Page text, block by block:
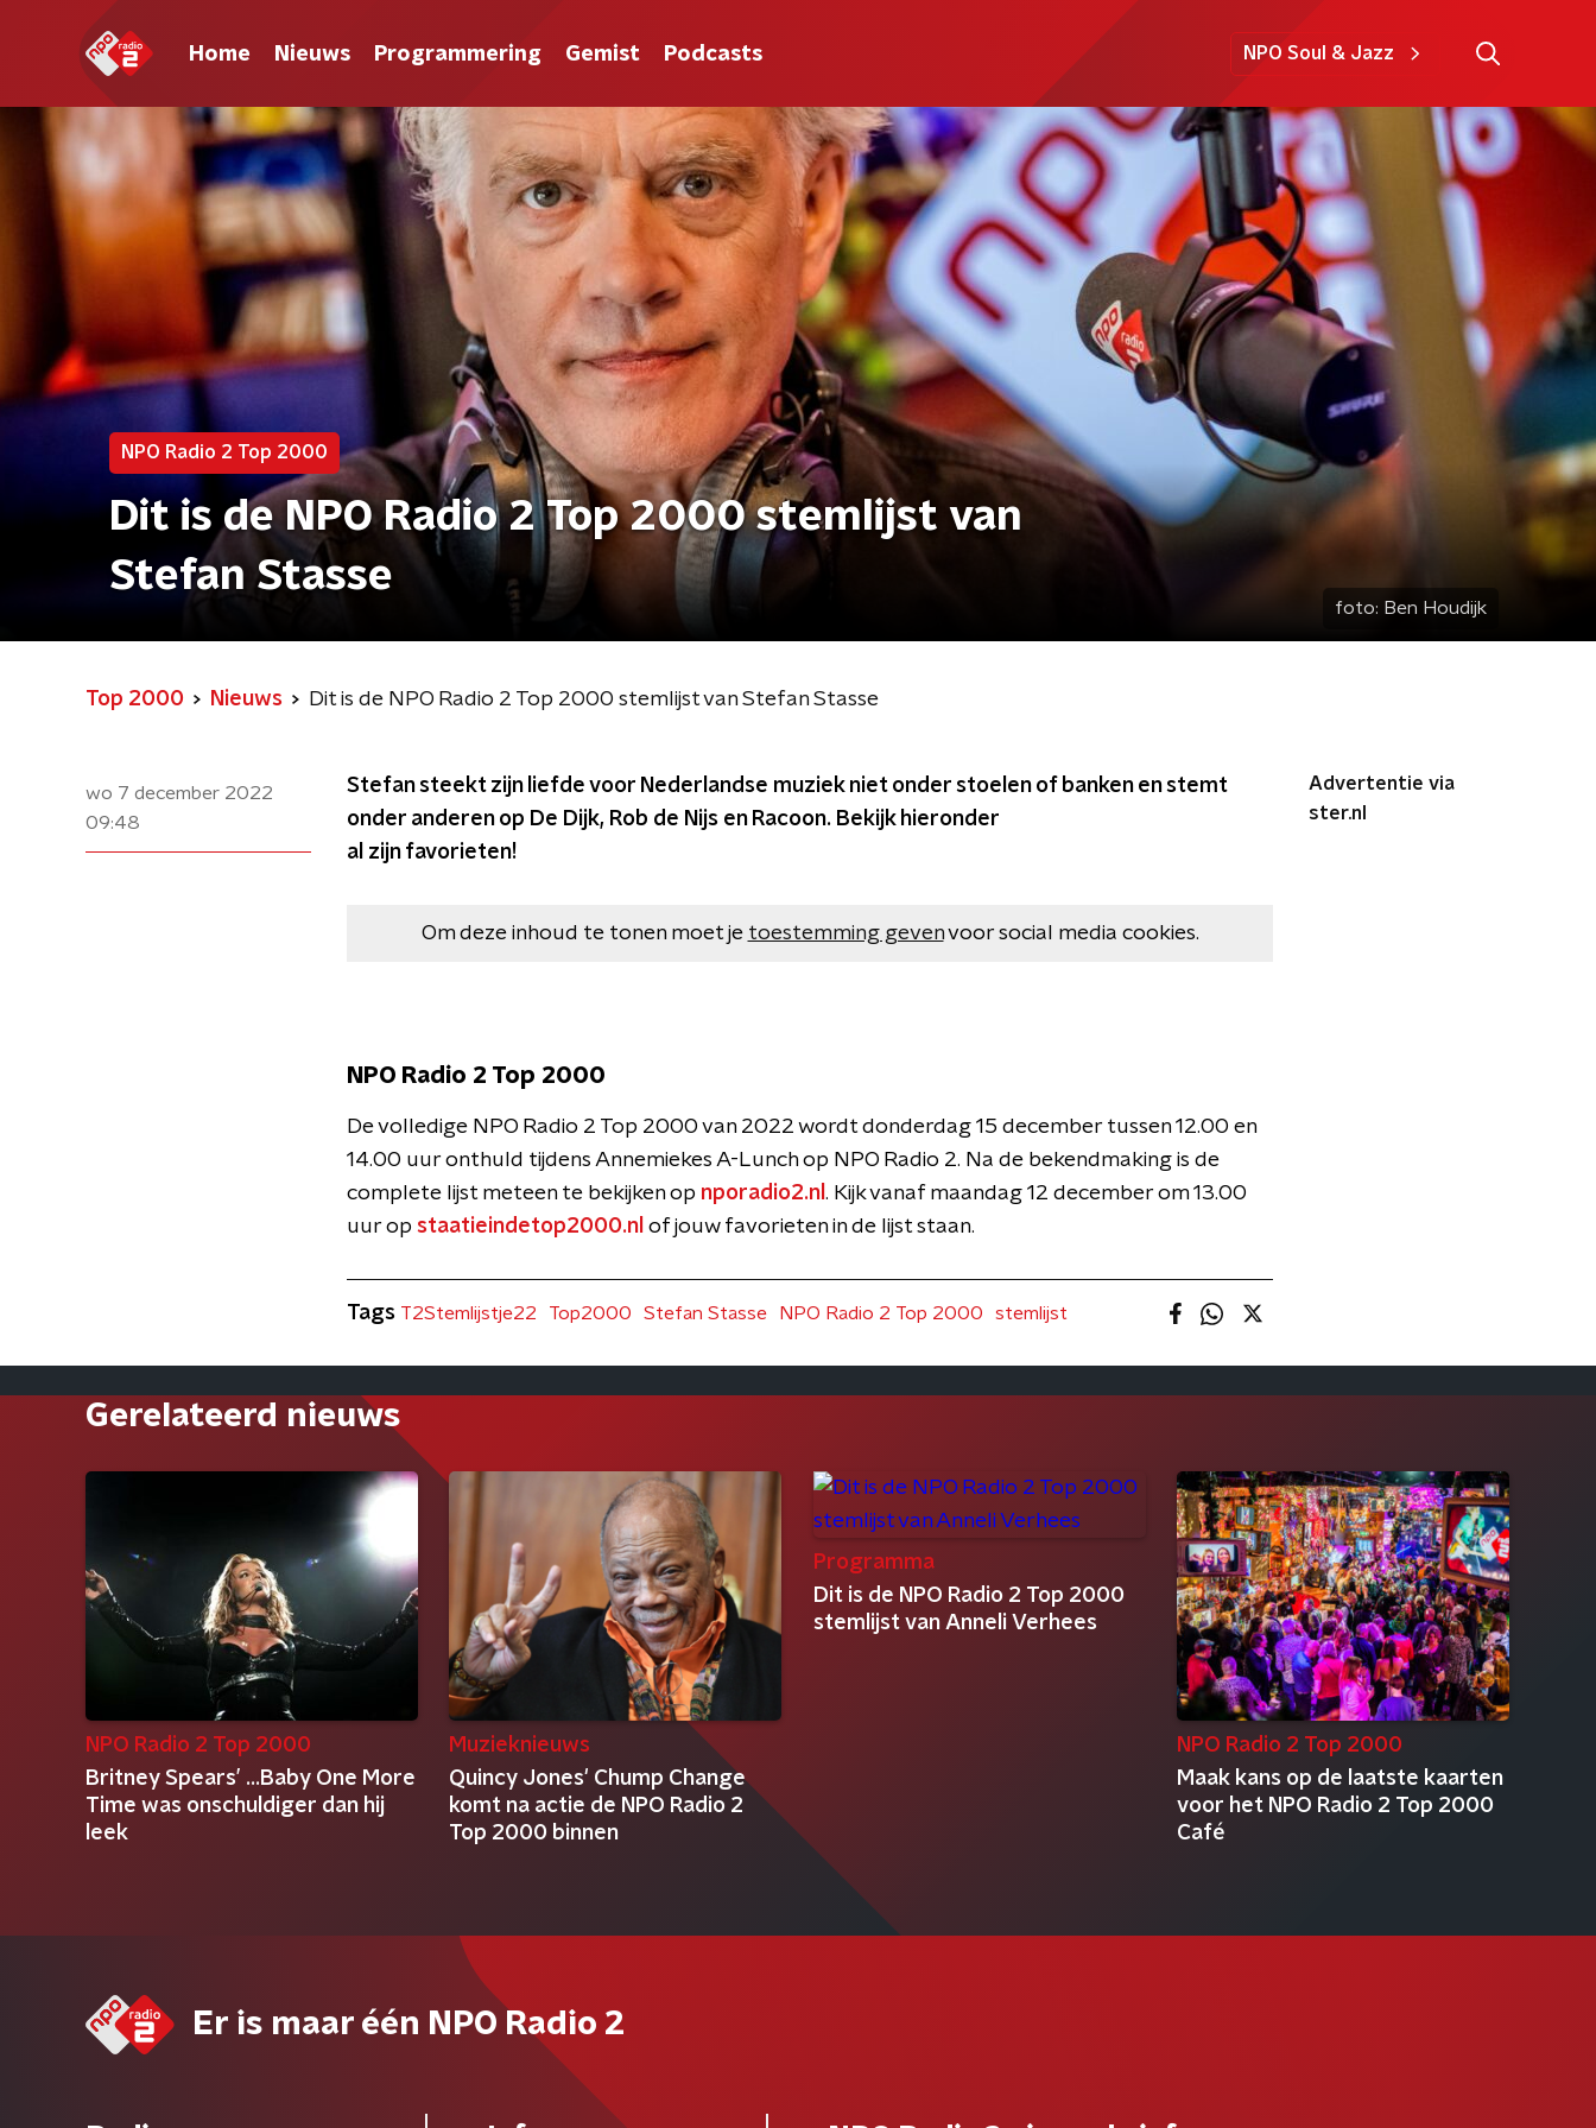
Home Nieuws Programmering Gemist Podcasts NPO Soul & Jazz
NPO Radio 2 Top 2000
Dit is de NPO Radio 2 Top 2000 stemlijst van
Stefan Stasse
foto: Ben Houdijk
Top 2000 Nieuws Dit is de NPO Radio 2 Top 2000 stemlijst van Stefan Stasse
wo 7 december 2022
09:48
Stefan steekt zijn liefde voor Nederlandse muziek niet onder stoelen of banken en stemt
onder anderen op De Dijk, Rob de Nijs en Racoon. Bekijk hieronder
al zijn favorieten!
Om deze inhoud te tonen moet je toestemming gevenvoor social media cookies.
NPO Radio 2 Top 2000
De volledige NPO Radio 2 Top 2000 van 2022 wordt donderdag 15 december tussen 12.00 en
14.00 uur onthuld tijdens Annemiekes A-Lunch op NPO Radio 2. Na de bekendmaking is de
complete lijst meteen te bekijken op nporadio2.nl . Kijk vanaf maandag 12 december om 13.00
uur op staatieindetop2000.nl of jouw favorieten in de lijst staan.
Advertentie via
ster.nl
Tags T2Stemlijstje22 Top2000 Stefan Stasse NPO Radio 2 Top 2000 stemlijst
Gerelateerd nieuws
NPO Radio 2 Top 2000
Britney Spears’ ...Baby One More
Time was onschuldiger dan hij
leek
Muzieknieuws
Quincy Jones' Chump Change
komt na actie de NPO Radio 2
Top 2000 binnen
Programma
Dit is de NPO Radio 2 Top 2000
stemlijst van Anneli Verhees
NPO Radio 2 Top 2000
Maak kans op de laatste kaarten
voor het NPO Radio 2 Top 2000
Café
Er is maar één NPO Radio 2